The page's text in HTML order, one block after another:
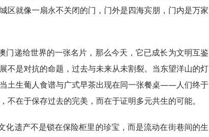
区就像一扇永不关闭的门，门外是四海宾朋，门内是万家
门递给世界的一张名片，那么今天，它已成长为文明互鉴
不是对抗的命题，过去与未来从未割裂。当东望洋山的灯
土生葡人食谱与广式早茶出现在同一张餐桌——人们终于
不在于保存过去的完美，而在于证明多元共生的可能。
化遗产不是锁在保险柜里的珍宝，而是流动在街巷间的生